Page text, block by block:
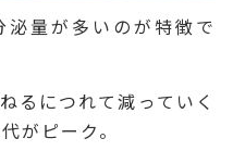
量が多いのが特徴で
るにつれて減っていく
がピーク。